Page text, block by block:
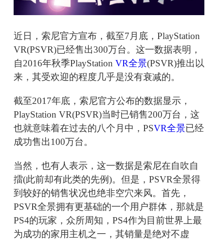
近日，索尼官方宣布，截至7月底，PlayStation
VR(PSVR)已经售出300万台。这一数据表明，
自2016年秋季PlayStation VR全景(PSVR)推出以
来，其受欢迎的程度几乎是没有衰减的。
截至2017年底，索尼官方公布的数据显示，
PlayStation VR(PSVR)当时已销售200万台，这
也就意味着在过去的八个月中，PSVR全景已经
成功售出100万台。
当然，也有人表示，这一数据是索尼在自吹自
擂(此前却有此类的先例)。但是，PSVR全景得
到较好的销售状况也绝非空穴来风。首先，
PSVR全景拥有更基础的一个用户群体，那就是
PS4的玩家，众所周知，PS4作为目前世界上最
为成功的家用主机之一，其销量是绝对不虚